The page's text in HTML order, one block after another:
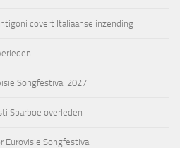
covert Italiaanse inzending
Songfestival 2027
Sparboe overleden
Eurovisie Songfestival